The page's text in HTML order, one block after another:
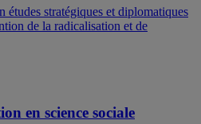
en science sociale